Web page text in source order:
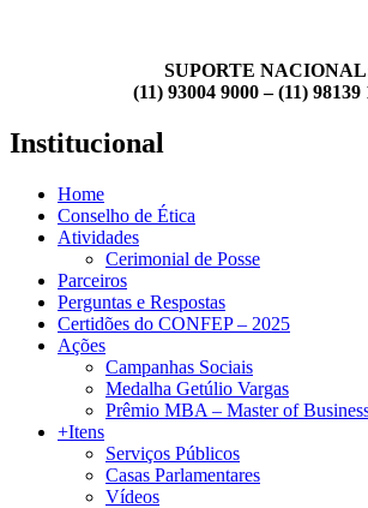
SUPORTE
(11) 93004 9000 – (11) 98139
Institucional
Home
Conselho de Ética
Atividades
Cerimonial de Posse
Parceiros
Perguntas e Respostas
Certidões do CONFEP – 2025
Ações
Campanhas Sociais
Medalha Getúlio Vargas
Prêmio MBA – Master of
+Itens
Serviços Públicos
Casas Parlamentares
Vídeos